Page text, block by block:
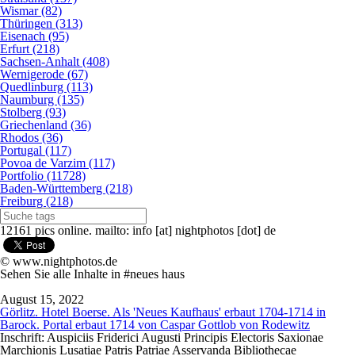
Wismar (82)
Thüringen (313)
Eisenach (95)
Erfurt (218)
Sachsen-Anhalt (408)
Wernigerode (67)
Quedlinburg (113)
Naumburg (135)
Stolberg (93)
Griechenland (36)
Rhodos (36)
Portugal (117)
Povoa de Varzim (117)
Portfolio (11728)
Baden-Württemberg (218)
Freiburg (218)
12161 pics online. mailto: info [at] nightphotos [dot] de
© www.nightphotos.de
Sehen Sie alle Inhalte in #neues haus
August 15, 2022
Görlitz. Hotel Boerse. Als 'Neues Kaufhaus' erbaut 1704-1714 in
Barock. Portal erbaut 1714 von Caspar Gottlob von Rodewitz
Inschrift: Auspiciis Friderici Augusti Principis Electoris Saxionae
Marchionis Lusatiae Patris Patriae Asservanda Bibliothecae